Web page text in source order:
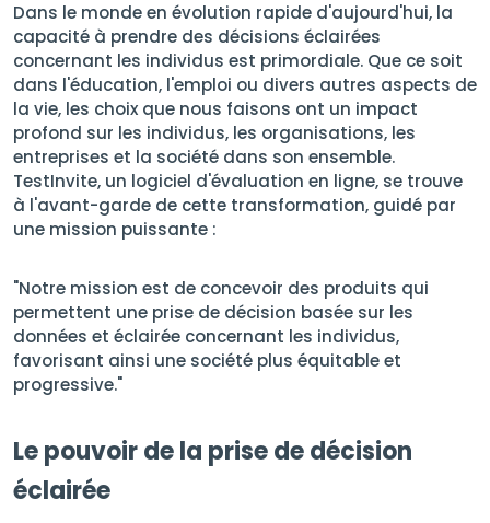
Dans le monde en évolution rapide d'aujourd'hui, la
capacité à prendre des décisions éclairées
concernant les individus est primordiale. Que ce soit
dans l'éducation, l'emploi ou divers autres aspects de
la vie, les choix que nous faisons ont un impact
profond sur les individus, les organisations, les
entreprises et la société dans son ensemble.
TestInvite, un logiciel d'évaluation en ligne, se trouve
à l'avant-garde de cette transformation, guidé par
une mission puissante :
"Notre mission est de concevoir des produits qui
permettent une prise de décision basée sur les
données et éclairée concernant les individus,
favorisant ainsi une société plus équitable et
progressive."
Le pouvoir de la prise de décision
éclairée